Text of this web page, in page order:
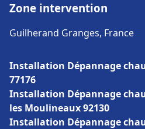
Zone intervention
Guilherand Granges, France
Installation Dépannage
77176
Installation Dépannage
les Moulineaux 92130
Installation Dépannage